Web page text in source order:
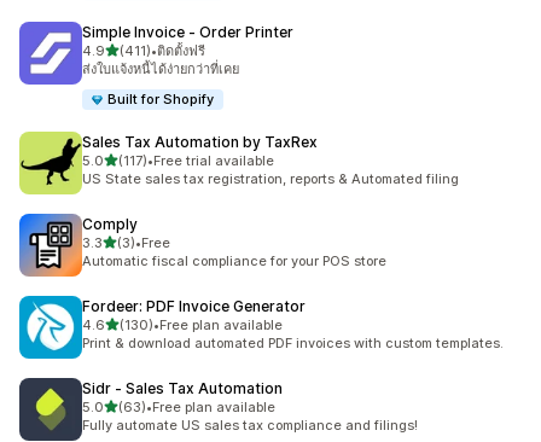
Simple Invoice ‑ Order Printer
4.9เต็ม 5 ดาว
(411)
ทั้งหมด 411 รีวิว
•ติดตั้งฟรี
ส่งใบแจ้งหนี้ได้ง่ายกว่าที่เคย
Built for Shopify
Sales Tax Automation by TaxRex
5.0เต็ม 5 ดาว
(117)
ทั้งหมด 117 รีวิว
•Free trial available
US State sales tax registration, reports & Automated filing
Comply
3.3เต็ม 5 ดาว
(3)
ทั้งหมด 3 รีวิว
•Free
Automatic fiscal compliance for your POS store
Fordeer: PDF Invoice Generator
4.6เต็ม 5 ดาว
(130)
ทั้งหมด 130 รีวิว
•Free plan available
Print & download automated PDF invoices with custom templates.
Sidr ‑ Sales Tax Automation
5.0เต็ม 5 ดาว
(63)
ทั้งหมด 63 รีวิว
•Free plan available
Fully automate US sales tax compliance and filings!